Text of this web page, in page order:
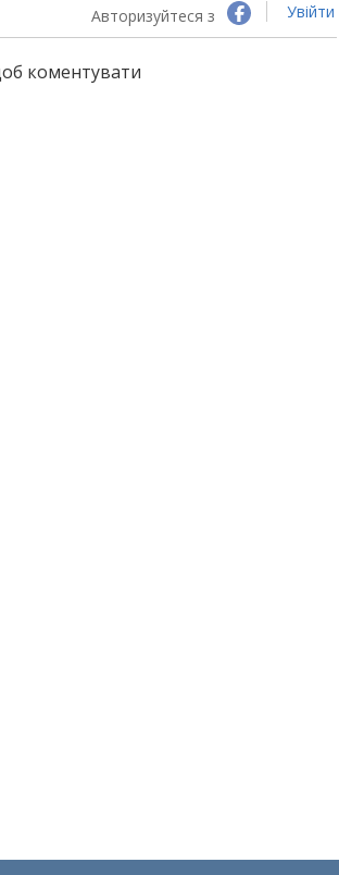
Авторизуйтеся з Увійти
коментувати